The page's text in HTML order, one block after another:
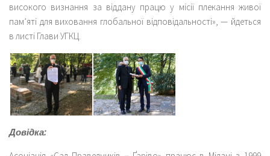
високого визнання за віддану працю у місії плекання живої
пам’яті для виховання глобальної відповідальності», — йдеться
в листі Глави УГКЦ.
Довідка: